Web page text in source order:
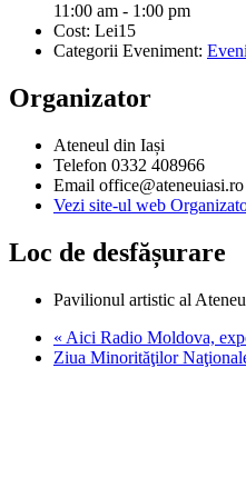
11:00 am - 1:00 pm
Cost: Lei15
Categorii Eveniment:
Organizator
Ateneul din Iași
Telefon 0332 408966
Email office@ateneuiasi.ro
Vezi site-ul web
Loc de desfășurare
Pavilionul artistic al
« Aici Radio Moldova,
Ziua Minorităţilor